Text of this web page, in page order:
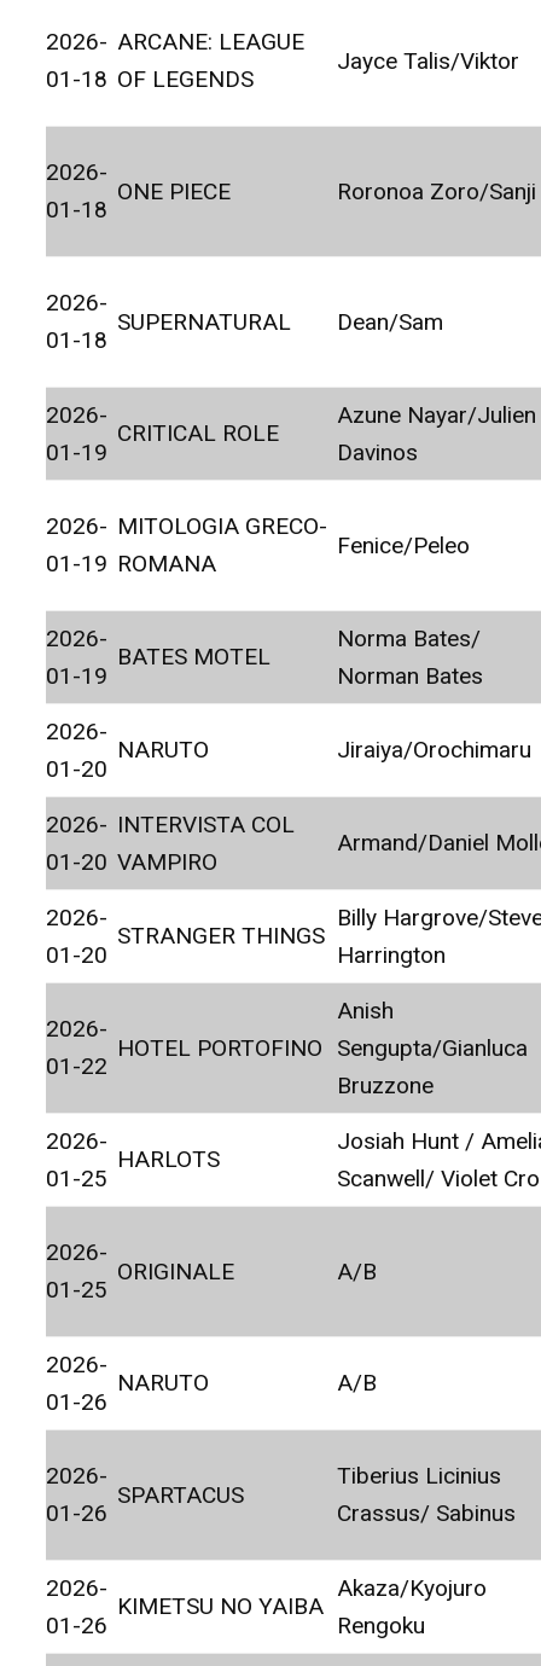
2026-
01-18
ARCANE: LEAGUE
OF LEGENDS
Jayce Talis/Viktor
2026-
01-18
ONE PIECE Roronoa Zoro/Sanji
2026-
01-18
SUPERNATURAL Dean/Sam
2026-
01-19
CRITICAL ROLE
Azune Nayar/Julien
Davinos
2026-
01-19
MITOLOGIA GRECO-
ROMANA
Fenice/Peleo
2026-
01-19
BATES MOTEL
Norma Bates/
Norman Bates
2026-
01-20
NARUTO Jiraiya/Orochimaru
2026-
01-20
INTERVISTA COL
VAMPIRO
Armand/Daniel
2026-
01-20
STRANGER THINGS
Billy Hargrove/
Harrington
2026-
01-22
HOTEL PORTOFINO
Anish
Sengupta/Gianluca
Bruzzone
2026-
01-25
HARLOTS
Josiah Hunt /
Scanwell/ Violet
2026-
01-25
ORIGINALE A/B
2026-
01-26
NARUTO A/B
2026-
01-26
SPARTACUS
Tiberius Licinius
Crassus/ Sabinus
2026-
01-26
KIMETSU NO YAIBA
Akaza/Kyojuro
Rengoku